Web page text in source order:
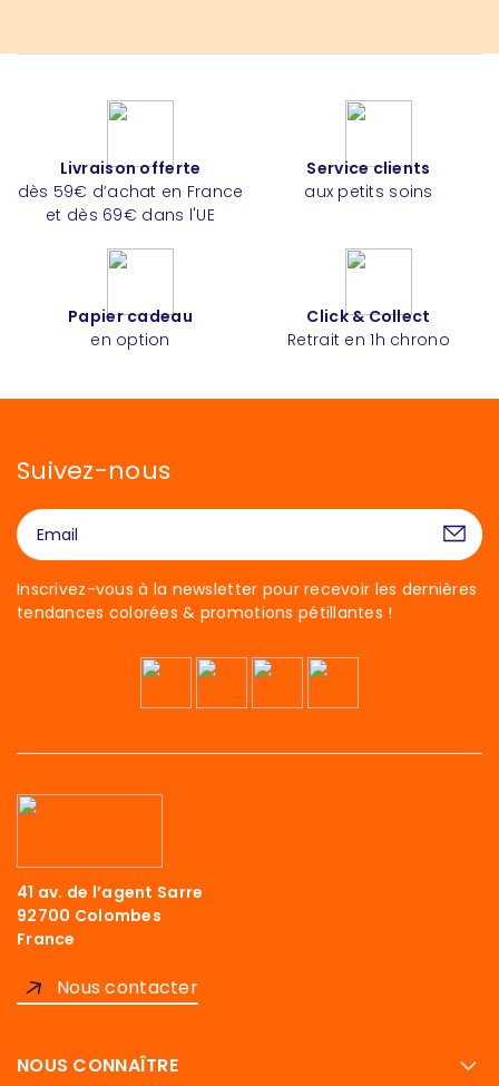
Livraison offerte
dès 59€ d’achat en France
et dès 69€ dans l'UE
Service clients
aux petits soins
Papier cadeau
en option
Click & Collect
Retrait en 1h chrono
Suivez-nous
Inscrivez-vous à la newsletter pour recevoir les dernières
tendances colorées & promotions pétillantes !
41 av. de l’agent Sarre
92700 Colombes
France
Nous contacter
NOUS CONNAÎTRE